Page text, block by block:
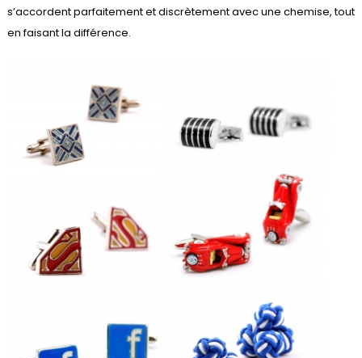
s’accordent parfaitement et discrètement avec une chemise, tout
en faisant la différence.